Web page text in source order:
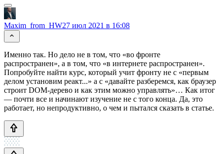
Maxim_from_HW27 июл 2021 в 16:08
Именно так. Но дело не в том, что «во фронте
распространен», а в том, что «в интернете распространен».
Попробуйте найти курс, который учит фронту не с «первым
делом установим реакт...» а с «давайте разберемся, как браузер
строит DOM-дерево и как этим можно управлять»… Как итог
— почти все и начинают изучение не с того конца. Да, это
работает, но непродуктивно, о чем и пытался сказать в статье.